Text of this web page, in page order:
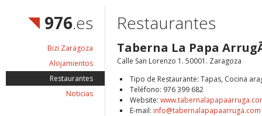
976.es
Bizi Zaragoza
Alojamientos
Restaurantes
Noticias
Restaurantes
Taberna La Papa
Calle San Lorenzo 1. 50001. Zaragoza
Tipo de Restaurante: Tapas, Cocina
Teléfono: 976 399 682
Website:
E-mail: info@tabernalapapaarruga.com